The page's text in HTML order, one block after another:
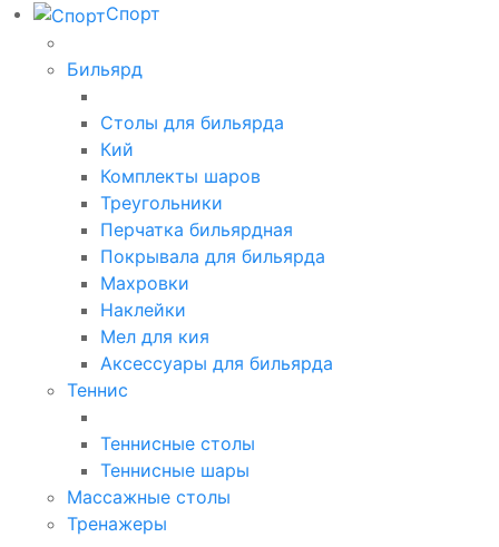
Спорт
Бильярд
Столы для бильярда
Кий
Комплекты шаров
Треугольники
Перчатка бильярдная
Покрывала для бильярда
Махровки
Наклейки
Мел для кия
Аксессуары для бильярда
Теннис
Теннисные столы
Теннисные шары
Массажные столы
Тренажеры